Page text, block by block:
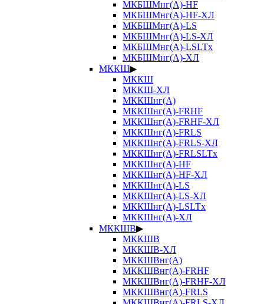
МКБШМнг(А)-HF
МКБШМнг(А)-HF-ХЛ
МКБШМнг(А)-LS
МКБШМнг(А)-LS-ХЛ
МКБШМнг(А)-LSLTx
МКБШМнг(А)-ХЛ
МККШ▶
МККШ
МККШ-ХЛ
МККШнг(А)
МККШнг(А)-FRHF
МККШнг(А)-FRHF-ХЛ
МККШнг(А)-FRLS
МККШнг(А)-FRLS-ХЛ
МККШнг(А)-FRLSLTx
МККШнг(А)-HF
МККШнг(А)-HF-ХЛ
МККШнг(А)-LS
МККШнг(А)-LS-ХЛ
МККШнг(А)-LSLTx
МККШнг(А)-ХЛ
МККШВ▶
МККШВ
МККШВ-ХЛ
МККШВнг(А)
МККШВнг(А)-FRHF
МККШВнг(А)-FRHF-ХЛ
МККШВнг(А)-FRLS